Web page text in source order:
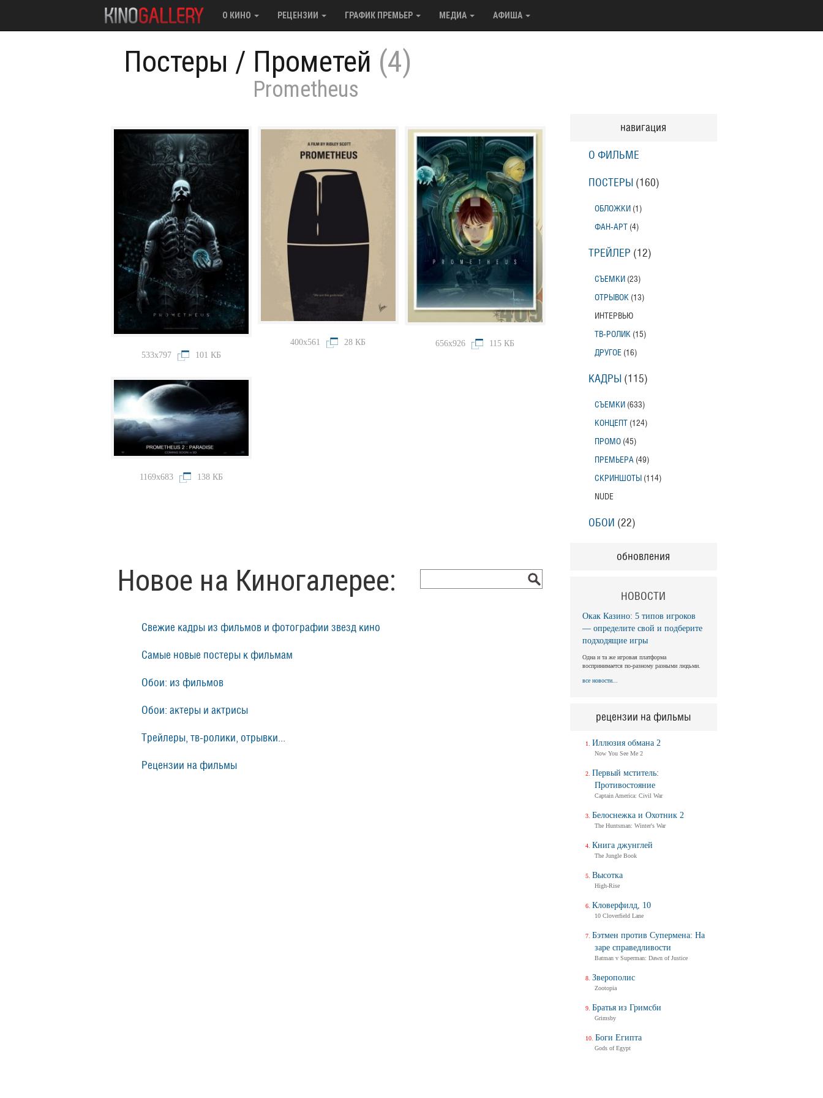
О КИНО РЕЦЕНЗИИ ГРАФИК ПРЕМЬЕР МЕДИА АФИША
Постеры / Прометей (4)
Prometheus
533x797 101 КБ
400x561 28 КБ 656x926 115 КБ
1169x683 138 КБ
Новое на Киногалерее:
Свежие кадры из фильмов и фотографии звезд кино
Самые новые постеры к фильмам
Обои: из фильмов
Обои: актеры и актрисы
Трейлеры, тв-ролики, отрывки...
Рецензии на фильмы
навигация
О ФИЛЬМЕ
ПОСТЕРЫ (160)
ОБЛОЖКИ (1)
ФАН-АРТ (4)
ТРЕЙЛЕР (12)
СЪЕМКИ (23)
ОТРЫВОК (13)
ИНТЕРВЬЮ
ТВ-РОЛИК (15)
ДРУГОЕ (16)
КАДРЫ (115)
СЪЕМКИ (633)
КОНЦЕПТ (124)
ПРОМО (45)
ПРЕМЬЕРА (49)
СКРИНШОТЫ (114)
NUDE
ОБОИ (22)
обновления
НОВОСТИ
Окак Казино: 5 типов игроков
— определите свой и подберите
подходящие игры
Одна и та же игровая платформа
воспринимается по-разному разными людьми.
все новости...
рецензии на фильмы
Иллюзия обмана 2
Now You See Me 2
Первый мститель:
Противостояние
Captain America: Civil War
Белоснежка и Охотник 2
The Huntsman: Winter's War
Книга джунглей
The Jungle Book
Высотка
High-Rise
Кловерфилд, 10
10 Cloverfield Lane
Бэтмен против Супермена: На
заре справедливости
Batman v Superman: Dawn of Justice
Зверополис
Zootopia
Братья из Гримсби
Grimsby
Боги Египта
Gods of Egypt